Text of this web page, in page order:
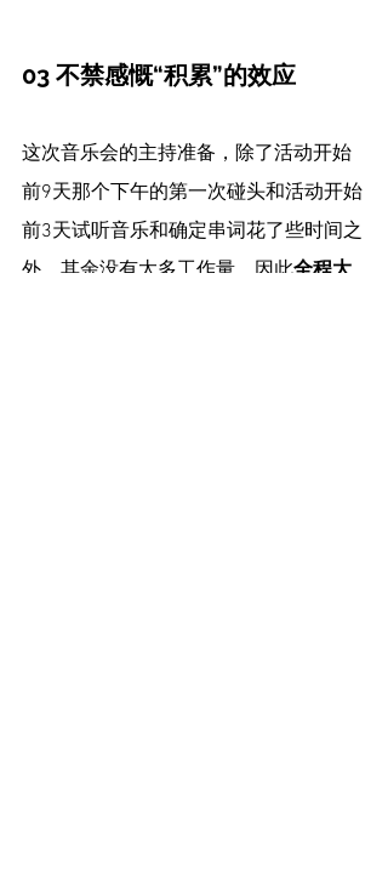
03 不禁感慨“积累”的效应
这次音乐会的主持准备，除了活动开始
前9天那个下午的第一次碰头和活动开始
前3天试听音乐和确定串词花了些时间之
外，其余没有太多工作量，因此全程大